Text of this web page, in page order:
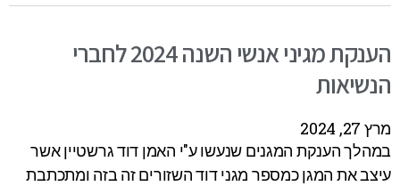
הענקת מגיני אנשי השנה 2024 לחברי
הנשיאות
מרץ 27, 2024
במהלך הענקת המגנים שנעשו ע"י האמן דוד גרשטיין אשר
עיצב את המגן כמספר מגני דוד השזורים זה בזה ומתכתבת